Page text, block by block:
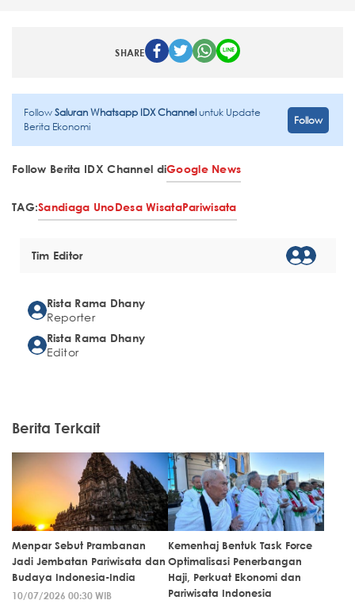
SHARE
FollowSaluran Whatsapp IDX Channeluntuk Update
Berita Ekonomi
Follow
Follow Berita IDX Channel diGoogle News
TAG:Sandiaga UnoDesa WisataPariwisata
Tim Editor
Rista Rama Dhany
Reporter
Rista Rama Dhany
Editor
Berita Terkait
Menpar Sebut Prambanan
Jadi Jembatan Pariwisata dan
Budaya Indonesia-India
10/07/2026 00:30 WIB
Kemenhaj Bentuk Task Force
Optimalisasi Penerbangan
Haji, Perkuat Ekonomi dan
Pariwisata Indonesia